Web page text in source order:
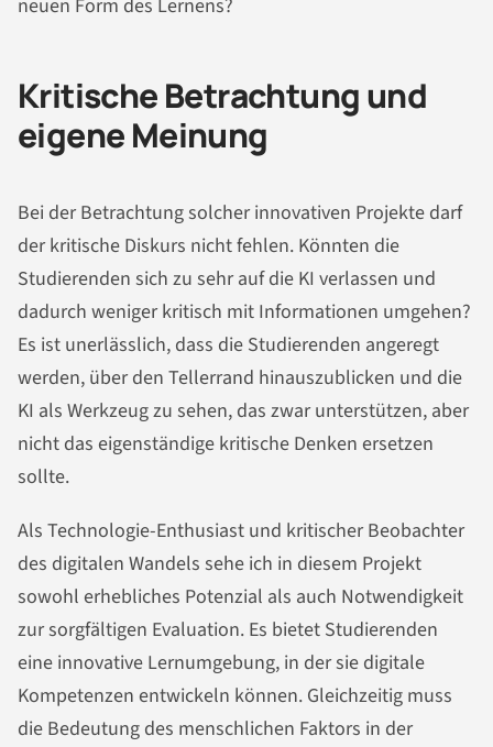
neuen Form des Lernens?
Kritische Betrachtung und
eigene Meinung
Bei der Betrachtung solcher innovativen Projekte darf
der kritische Diskurs nicht fehlen. Könnten die
Studierenden sich zu sehr auf die KI verlassen und
dadurch weniger kritisch mit Informationen umgehen?
Es ist unerlässlich, dass die Studierenden angeregt
werden, über den Tellerrand hinauszublicken und die
KI als Werkzeug zu sehen, das zwar unterstützen, aber
nicht das eigenständige kritische Denken ersetzen
sollte.
Als Technologie-Enthusiast und kritischer Beobachter
des digitalen Wandels sehe ich in diesem Projekt
sowohl erhebliches Potenzial als auch Notwendigkeit
zur sorgfältigen Evaluation. Es bietet Studierenden
eine innovative Lernumgebung, in der sie digitale
Kompetenzen entwickeln können. Gleichzeitig muss
die Bedeutung des menschlichen Faktors in der